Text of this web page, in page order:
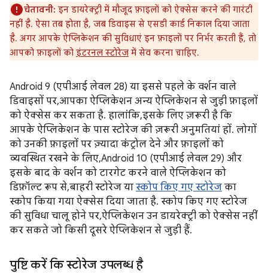
चेतावनी: इन डायरेक्ट्री में मौजूद फ़ाइलों को ऐक्सेस करने की गारंटी
नहीं है. ऐसा तब होता है, जब डिवाइस से एसडी कार्ड निकाल दिया जाता
है. अगर आपके ऐप्लिकेशन की सुविधाएं इन फ़ाइलों पर निर्भर करती हैं, तो
आपको फ़ाइलों को इंटरनल स्टोरेज में सेव करना चाहिए.
Android 9 (एपीआई लेवल 28) या इससे पहले के वर्शन वाले
डिवाइसों पर, आपका ऐप्लिकेशन अन्य ऐप्लिकेशन से जुड़ी फ़ाइलों
को ऐक्सेस कर सकता है. हालांकि, इसके लिए ज़रूरी है कि
आपके ऐप्लिकेशन के पास स्टोरेज की ज़रूरी अनुमतियां हों. लोगों
को उनकी फ़ाइलों पर ज़्यादा कंट्रोल देने और फ़ाइलों को
व्यवस्थित रखने के लिए, Android 10 (एपीआई लेवल 29) और
इसके बाद के वर्शन को टारगेट करने वाले ऐप्लिकेशन को
डिफ़ॉल्ट रूप से, बाहरी स्टोरेज या स्कोप किए गए स्टोरेज का
स्कोप किया गया ऐक्सेस दिया जाता है. स्कोप किए गए स्टोरेज
की सुविधा चालू होने पर, ऐप्लिकेशन उन डायरेक्ट्री को ऐक्सेस नहीं
कर सकते जो किसी दूसरे ऐप्लिकेशन से जुड़ी हैं.
पुष्टि करें कि स्टोरेज उपलब्ध है